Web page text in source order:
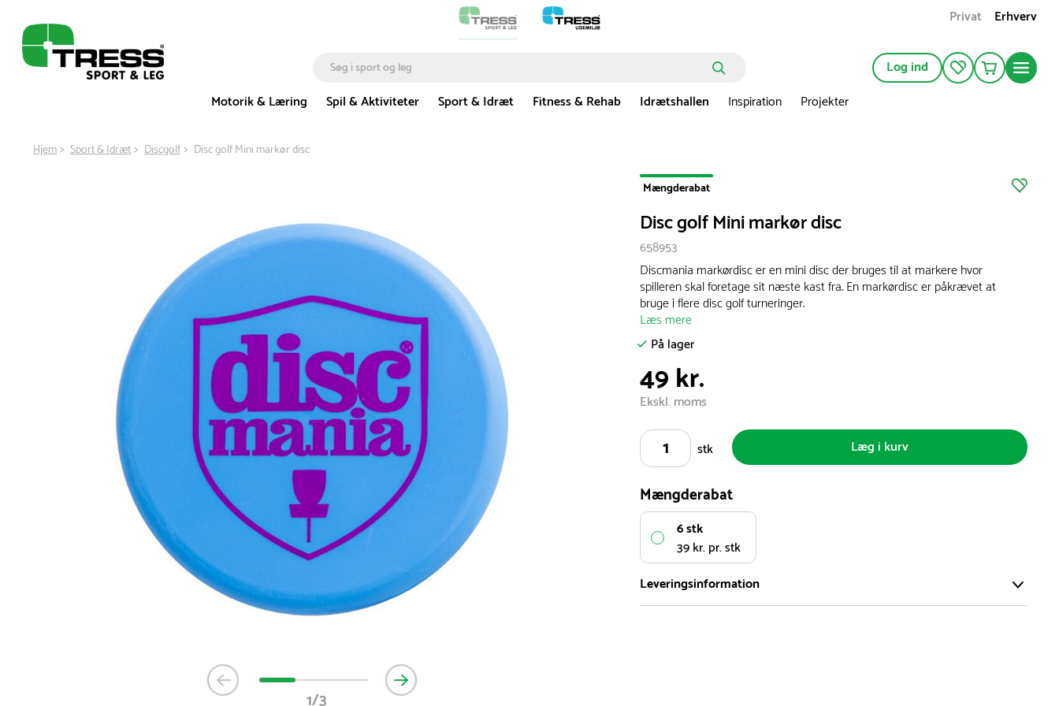
Privat Erhverv
Log ind
Motorik & Læring
Spil & Aktiviteter Sport & Idræt Fitness & Rehab Idrætshallen Inspiration Projekter
Hjem Sport & Idræt Discgolf Disc golf Mini markør disc
1/3
Mængderabat
Disc golf Mini markør disc
658953
Discmania markørdisc er en mini disc der bruges til at markere hvor
spilleren skal foretage sit næste kast fra. En markørdisc er påkrævet at
bruge i flere disc golf turneringer.
Læs mere
På lager
49 kr.
Ekskl. moms
stk Læg i kurv
Mængderabat
6 stk
39 kr. pr. stk
Leveringsinformation